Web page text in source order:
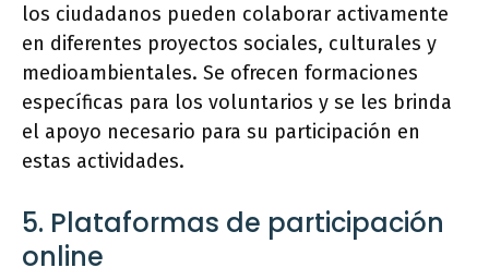
los ciudadanos pueden colaborar activamente
en diferentes proyectos sociales, culturales y
medioambientales. Se ofrecen formaciones
específicas para los voluntarios y se les brinda
el apoyo necesario para su participación en
estas actividades.
5. Plataformas de participación
online